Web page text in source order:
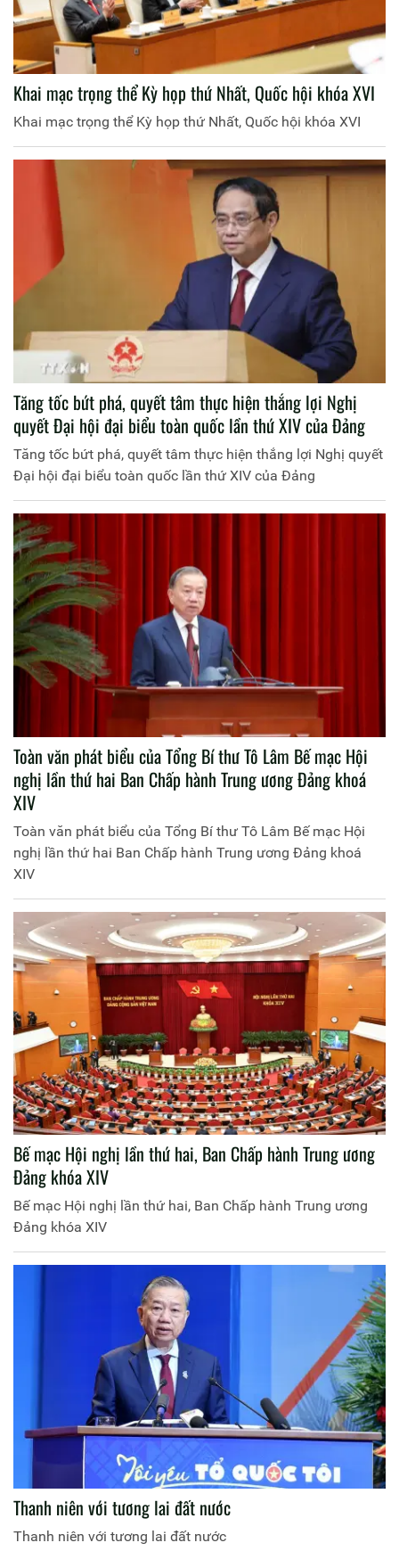
Khai mạc trọng thể Kỳ họp thứ Nhất, Quốc hội khóa XVI
Khai mạc trọng thể Kỳ họp thứ Nhất, Quốc hội khóa XVI
Tăng tốc bứt phá, quyết tâm thực hiện thắng lợi Nghị
quyết Đại hội đại biểu toàn quốc lần thứ XIV của Đảng
Tăng tốc bứt phá, quyết tâm thực hiện thắng lợi Nghị quyết
Đại hội đại biểu toàn quốc lần thứ XIV của Đảng
Toàn văn phát biểu của Tổng Bí thư Tô Lâm Bế mạc Hội
nghị lần thứ hai Ban Chấp hành Trung ương Đảng khoá
XIV
Toàn văn phát biểu của Tổng Bí thư Tô Lâm Bế mạc Hội
nghị lần thứ hai Ban Chấp hành Trung ương Đảng khoá
XIV
Bế mạc Hội nghị lần thứ hai, Ban Chấp hành Trung ương
Đảng khóa XIV
Bế mạc Hội nghị lần thứ hai, Ban Chấp hành Trung ương
Đảng khóa XIV
Thanh niên với tương lai đất nước
Thanh niên với tương lai đất nước